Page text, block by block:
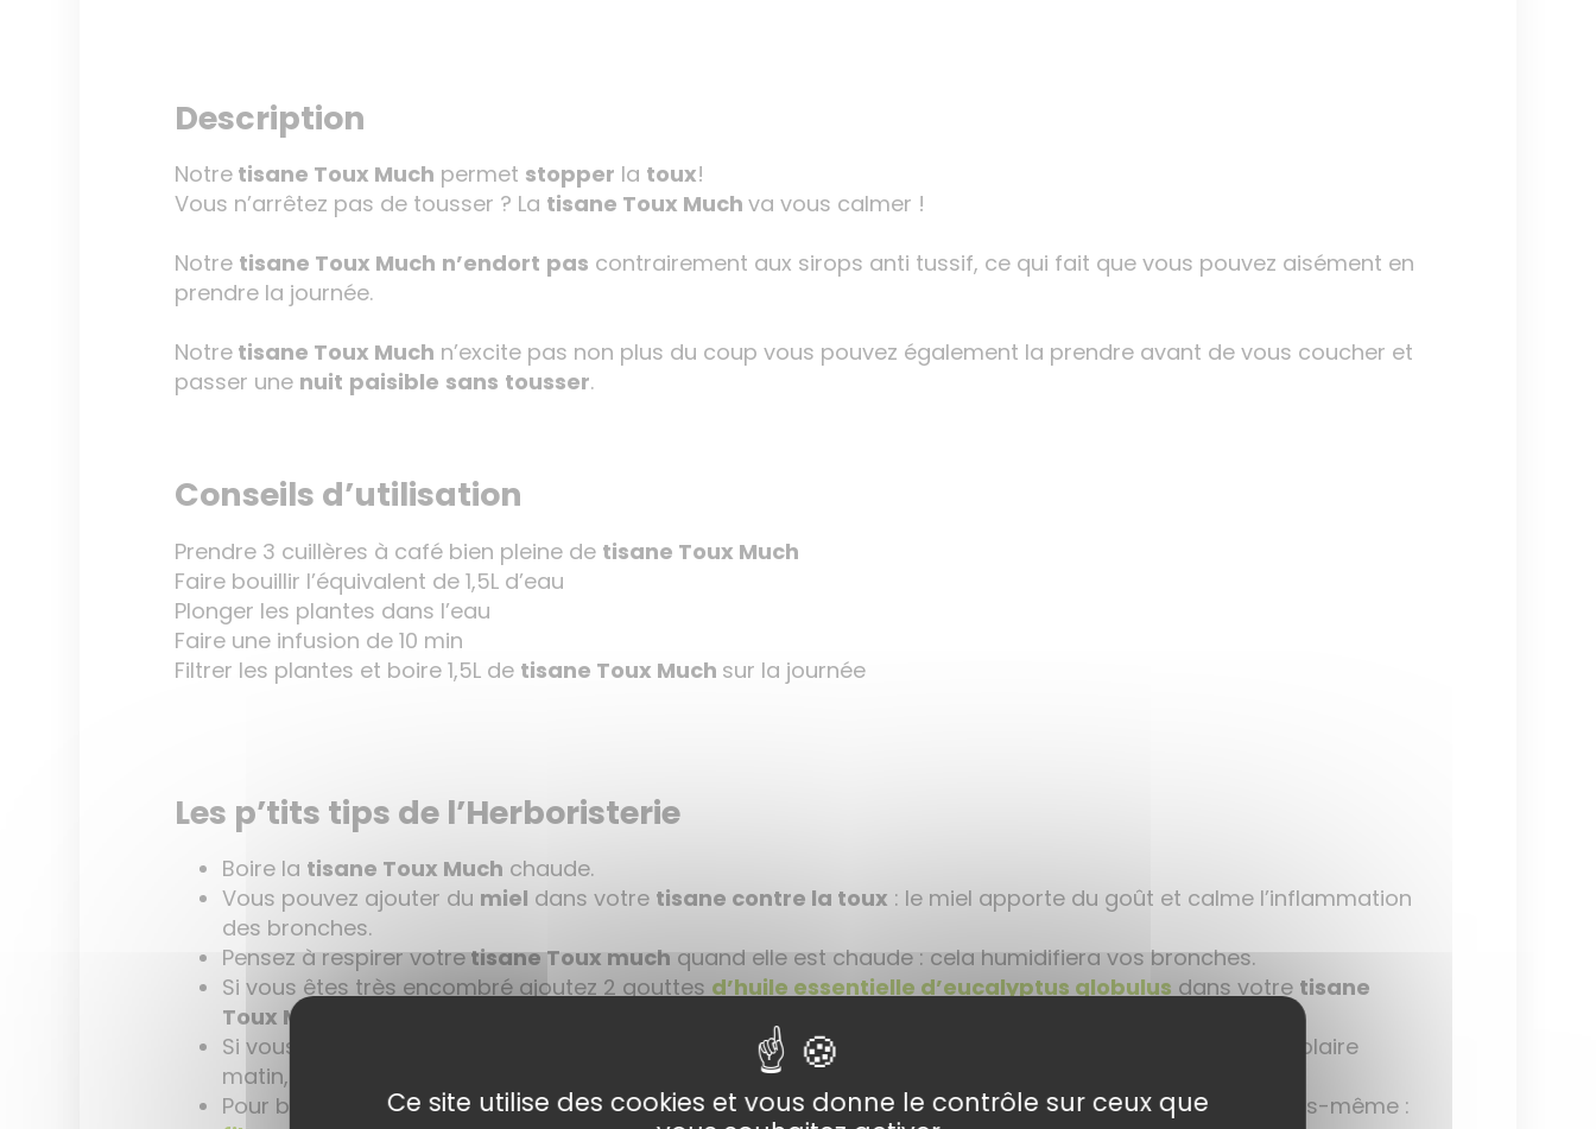
Description
Notre tisane Toux Much permet stopper la toux!
Vous n’arrêtez pas de tousser ? La tisane Toux Muchva vous calmer !
Notre tisane Toux Much n’endort pas contrairement aux sirops anti tussif, ce qui fait que vous pouvez aisément en
prendre la journée.
Notre tisane Toux Much n’excite pas non plus du coup vous pouvez également la prendre avant de vous coucher et
passer une nuit paisible sans tousser.
Conseils d’utilisation
Prendre 3 cuillères à café bien pleine de tisane Toux Much
Faire bouillir l’équivalent de 1,5L d’eau
Plonger les plantes dans l’eau
Faire une infusion de 10 min
Filtrer les plantes et boire 1,5L de tisane Toux Much sur la journée
Les p’tits tips de l’Herboristerie
Boire la tisane Toux Much chaude.
Vous pouvez ajouter du miel dans votre tisane contre la toux : le miel apporte du goût et calme l’inflammation
des bronches.
Pensez à respirer votretisane Toux much quand elle est chaude : cela humidifiera vos bronches.
Si vous êtes très encombré ajoutez 2 gouttes d’huile essentielle d’eucalyptus globulus dans votre tisane
Toux Much
Si vous toussez beaucoup mettez 1 goute
huile essentielle de pin
sur vos poignet et votre plexus solaire
matin, midi et soir.
Pour bien filtrer vos plantes médicinales nous avons des filtres pratiques que vous pouvez remplir vous-même :
Ce site utilise des cookies et vous donne le contrôle sur ceux que